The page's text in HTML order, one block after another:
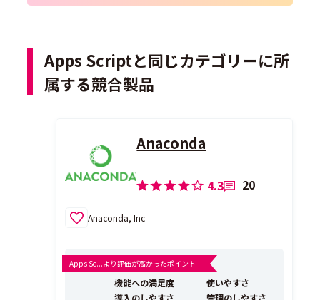
Apps Scriptと同じカテゴリーに所
属する競合製品
Anaconda
4.3 20
Anaconda, Inc
Apps Sc...より評価が高かったポイント
機能への満足度
使いやすさ